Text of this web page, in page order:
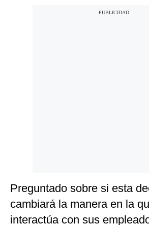
Preguntado sobre si esta
cambiará la manera en la
interactúa con sus